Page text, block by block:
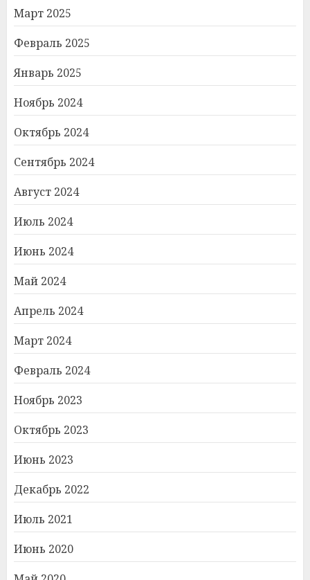
Март 2025
Февраль 2025
Январь 2025
Ноябрь 2024
Октябрь 2024
Сентябрь 2024
Август 2024
Июль 2024
Июнь 2024
Май 2024
Апрель 2024
Март 2024
Февраль 2024
Ноябрь 2023
Октябрь 2023
Июнь 2023
Декабрь 2022
Июль 2021
Июнь 2020